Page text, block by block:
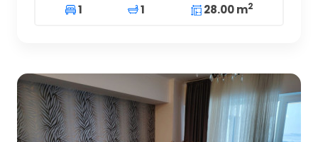
1 1 28.00 m2